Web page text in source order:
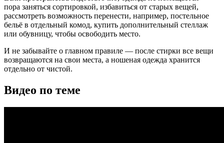
пора заняться сортировкой, избавиться от старых вещей,
рассмотреть возможность перенести, например, постельное
бельё в отдельный комод, купить дополнительный стеллаж
или обувницу, чтобы освободить место.
И не забывайте о главном правиле — после стирки все вещи
возвращаются на свои места, а ношеная одежда хранится
отдельно от чистой.
Видео по теме